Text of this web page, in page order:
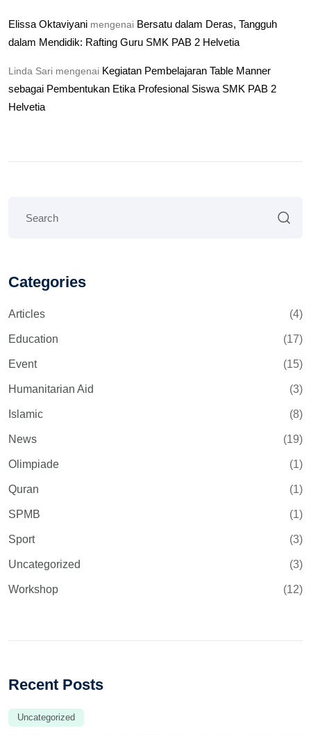
Elissa Oktaviyani mengenai Bersatu dalam Deras, Tangguh
dalam Mendidik: Rafting Guru SMK PAB 2 Helvetia
Linda Sari mengenai Kegiatan Pembelajaran Table Manner
sebagai Pembentukan Etika Profesional Siswa SMK PAB 2
Helvetia
Categories
Articles (4)
Education (17)
Event (15)
Humanitarian Aid (3)
Islamic (8)
News (19)
Olimpiade (1)
Quran (1)
SPMB (1)
Sport (3)
Uncategorized (3)
Workshop (12)
Recent Posts
Uncategorized